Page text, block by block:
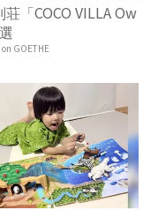
荘「COCO VILLA Ow
GOETHE